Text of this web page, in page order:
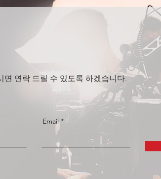
연락 드릴 수 있도록 하겠습니다.
Email